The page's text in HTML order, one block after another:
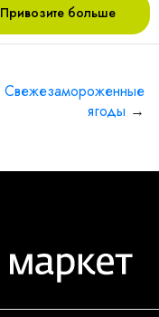
Привозите больше
Свежезамороженные
ягоды →